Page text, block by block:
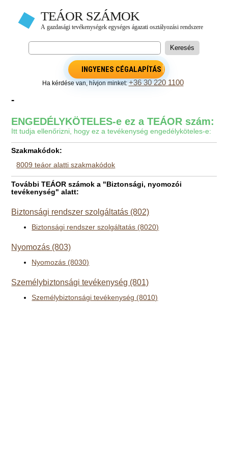
INGYENES CÉGALAPÍTÁS
Ha kérdése van, hívjon minket:+36 30 220 1100
-
ENGEDÉLYKÖTELES-e ez a TEÁOR szám:
Itt tudja ellenőrizni, hogy ez a tevékenység engedélyköteles-e:
Szakmakódok:
8009 teáor alatti szakmakódok
További TEÁOR számok a "Biztonsági, nyomozói
tevékenység" alatt:
Biztonsági rendszer szolgáltatás (802)
Biztonsági rendszer szolgáltatás (8020)
Nyomozás (803)
Nyomozás (8030)
Személybiztonsági tevékenység (801)
Személybiztonsági tevékenység (8010)